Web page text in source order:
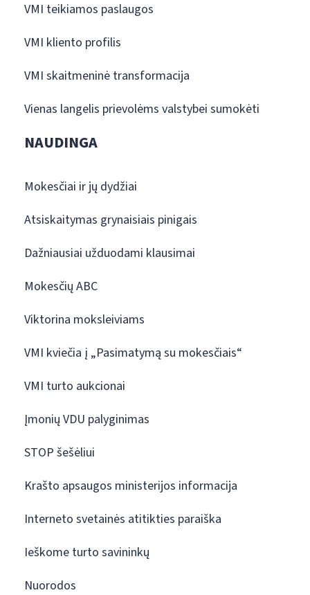
VMI teikiamos paslaugos
VMI kliento profilis
VMI skaitmeninė transformacija
Vienas langelis prievolėms valstybei sumokėti
NAUDINGA
Mokesčiai ir jų dydžiai
Atsiskaitymas grynaisiais pinigais
Dažniausiai užduodami klausimai
Mokesčių ABC
Viktorina moksleiviams
VMI kviečia į „Pasimatymą su mokesčiais“
VMI turto aukcionai
Įmonių VDU palyginimas
STOP šešėliui
Krašto apsaugos ministerijos informacija
Interneto svetainės atitikties paraiška
Ieškome turto savininkų
Nuorodos